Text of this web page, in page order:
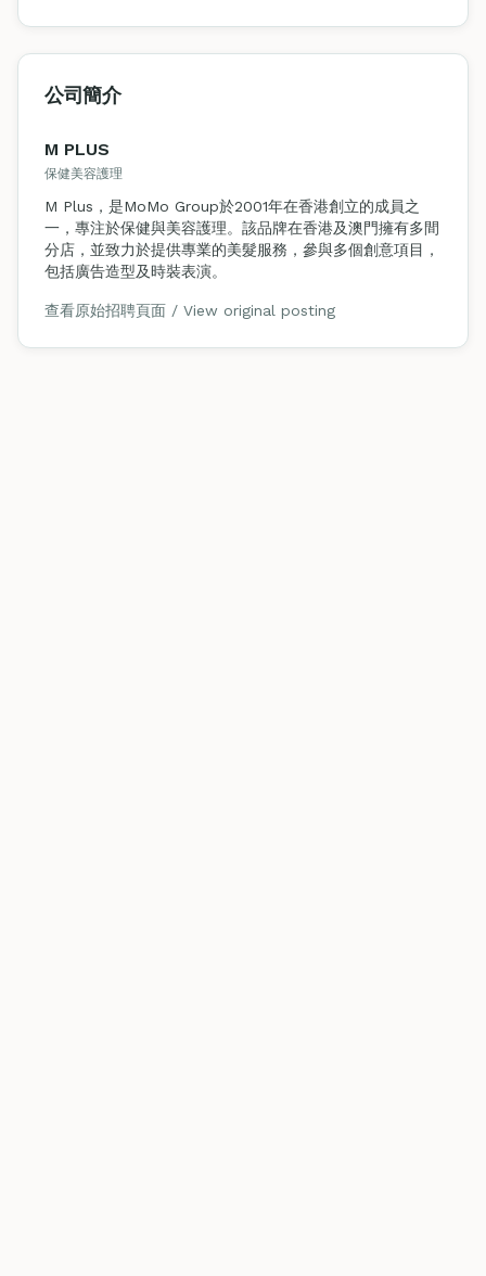
公司簡介
M PLUS
保健美容護理
M Plus，是MoMo Group於2001年在香港創立的成員之
一，專注於保健與美容護理。該品牌在香港及澳門擁有多間
分店，並致力於提供專業的美髮服務，參與多個創意項目，
包括廣告造型及時裝表演。
查看原始招聘頁面 / View original posting